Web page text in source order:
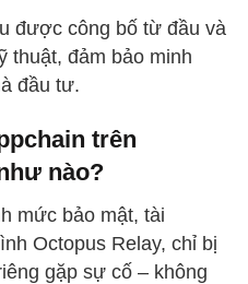
được công bố từ đầu và
thuật, đảm bảo minh
đầu tư.
trên
nào?
mức bảo mật, tài
Octopus Relay, chỉ bị
gặp sự cố – không